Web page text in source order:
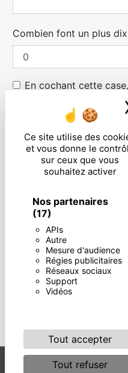
Ce site utilise des
et vous donne le
sur ceux que vous
souhaitez activer
Nos partenaires
(17)
APIs
Autre
Mesure d'audience
Régies publicitaires
Réseaux sociaux
Support
Vidéos
Tout accepter
Tout refuser
Combien font un plus dix
En cochant cette
particulières ci-
** Les données personnelles
de vous contacter et sont
Elles sont destinées à et ses
répondre à votre message. Les
communiquées aux seuls
droits d’accès, de rectification,
limitation, d’opposition, de
moment et du droit d’introduire
de contrôle, ainsi que
Vous pouvez exercer ces droits
courrier électronique à
être demandé. Nous
prise de contact puis pendant
probatoires et de gestion des
inscrire sur la liste d'opposition